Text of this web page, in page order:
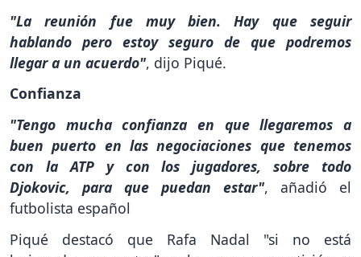
"La reunión fue muy bien. Hay que seguir
hablando pero estoy seguro de que podremos
llegar a un acuerdo", dijo Piqué.
Confianza
"Tengo mucha confianza en que llegaremos a
buen puerto en las negociaciones que tenemos
con la ATP y con los jugadores, sobre todo
Djokovic, para que puedan estar", añadió el
futbolista español
Piqué destacó que Rafa Nadal "si no está